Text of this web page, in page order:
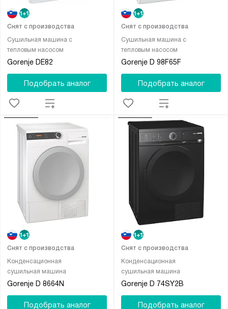
Сушильная машина с
тепловым насосом
Gorenje DE82
Снят с производства
Подобрать аналог
Сушильная машина с
тепловым насосом
Gorenje D 98F65F
Снят с производства
Подобрать аналог
Конденсационная
сушильная машина
Gorenje D 8664N
Снят с производства
Подобрать аналог
Конденсационная
сушильная машина
Gorenje D 74SY2B
Снят с производства
Подобрать аналог